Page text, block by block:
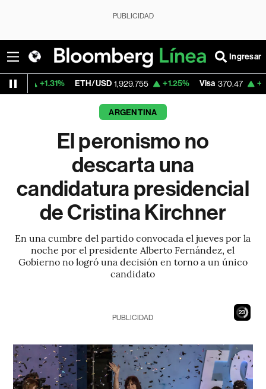
PUBLICIDAD
Ingresar
ETH/USD 1,929.755 +1.25% Visa 370.47 +0.52%
ARGENTINA
El peronismo no
descarta una
candidatura presidencial
de Cristina Kirchner
En una cumbre del partido convocada el jueves por la
noche por el presidente Alberto Fernández, el
Gobierno no logró una decisión en torno a un único
candidato
21
PUBLICIDAD